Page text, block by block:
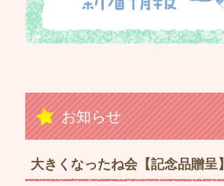
お知らせ
大きくなったね会【記念品贈呈】